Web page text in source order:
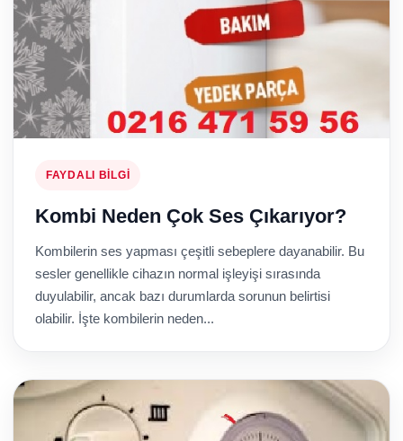
FAYDALI BILGI
Kombi Neden Çok Ses Çıkarıyor?
Kombilerin ses yapması çeşitli sebeplere dayanabilir. Bu
sesler genellikle cihazın normal işleyişi sırasında
duyulabilir, ancak bazı durumlarda sorunun belirtisi
olabilir. İşte kombilerin neden...